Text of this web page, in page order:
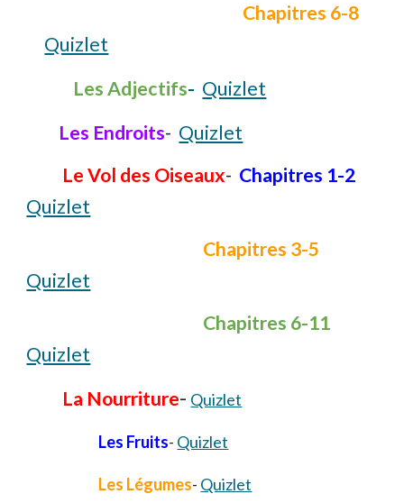
Chapitres 6-8
Quizlet
LesAdjectifs- Quizlet
Les Endroits- Quizlet
Le Vol des Oiseaux- Chapitres 1-2
Quizlet
Chapitres 3-5
Quizlet
Chapitres 6-11
Quizlet
La Nourriture- Quizlet
Les Fruits- Quizlet
Les Légumes- Quizlet